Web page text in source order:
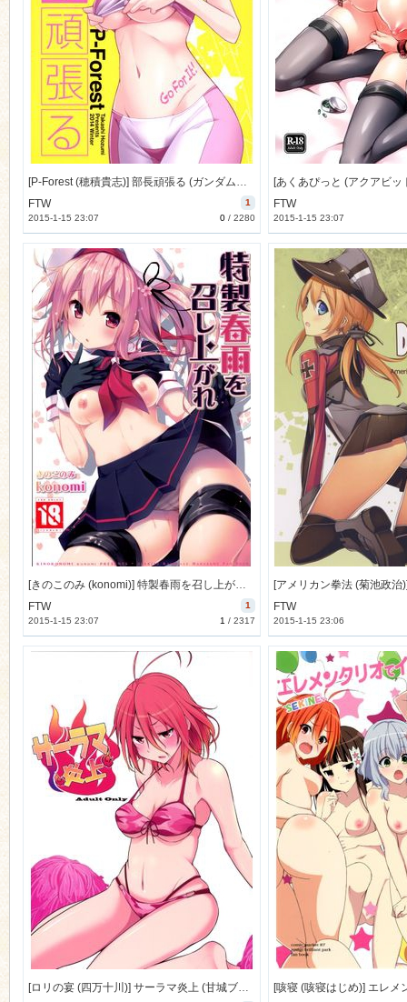
[P-Forest (穂積貴志)] 部長頑張る (ガンダムビルドファイターズトライ) [41M]
1
FTW
0/ 2280
2015-1-15 23:07
FTW
2015-1-15 23:07
[きのこのみ (konomi)] 特製春雨を召し上がれ (艦隊これくしょん -艦これ-) [23M]
1
FTW
1 / 2317
2015-1-15 23:07
FTW
2015-1-15 23:06
[ロリの宴 (四万十川)] サーラマ炎上 (甘城ブリリアントパーク) [29M]